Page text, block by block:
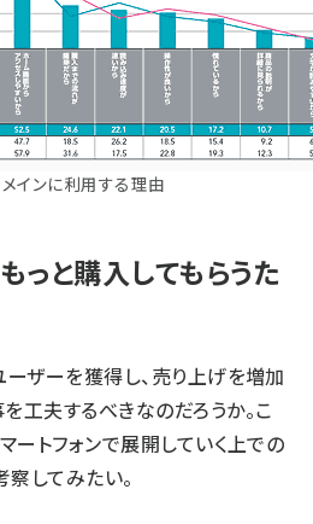
インに利用する理由
っと購入してもらうた
ーザーを獲得し、売り上げを増加
工夫するべきなのだろうか。こ
ートフォンで展開していく上での
してみたい。